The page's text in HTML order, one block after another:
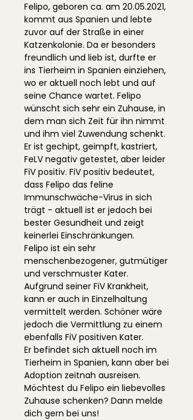
Felipo, geboren ca. am 20.05.2021,
kommt aus Spanien und lebte
zuvor auf der Straße in einer
Katzenkolonie. Da er besonders
freundlich und lieb ist, durfte er
ins Tierheim in Spanien einziehen,
wo er aktuell noch lebt und auf
seine Chance wartet. Felipo
wünscht sich sehr ein Zuhause, in
dem man sich Zeit für ihn nimmt
und ihm viel Zuwendung schenkt.
Er ist gechipt, geimpft, kastriert,
FeLV negativ getestet, aber leider
FiV positiv. FiV positiv bedeutet,
dass Felipo das feline
Immunschwäche-Virus in sich
trägt - aktuell ist er jedoch bei
bester Gesundheit und zeigt
keinerlei Einschränkungen.
Felipo ist ein sehr
menschenbezogener, gutmütiger
und verschmuster Kater.
Aufgrund seiner FiV Krankheit,
kann er auch in Einzelhaltung
vermittelt werden. Schöner wäre
jedoch die Vermittlung zu einem
ebenfalls FiV positiven Kater.
Er befindet sich aktuell noch im
Tierheim in Spanien, kann aber bei
Adoption zeitnah ausreisen.
Möchtest du Felipo ein liebevolles
Zuhause schenken? Dann melde
dich gern bei uns!